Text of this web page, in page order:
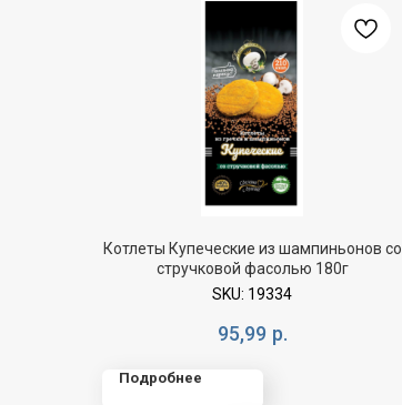
Котлеты Купеческие из шампиньонов со
стручковой фасолью 180г
SKU: 19334
95,99 р.
Подробнее